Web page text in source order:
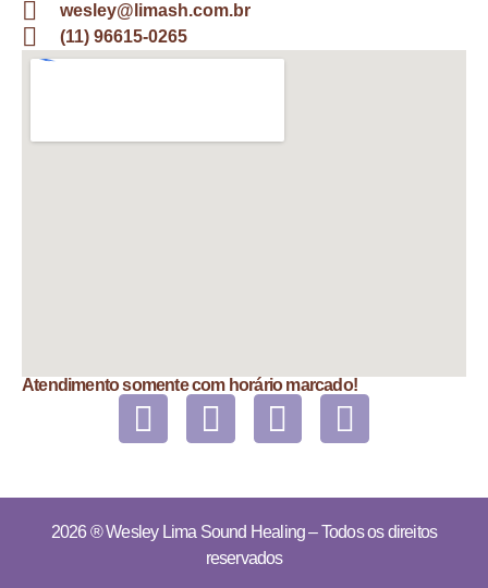
wesley@limash.com.br
(11) 96615-0265
Atendimento somente com horário marcado!
2026 ®Wesley Lima Sound Healing– Todos os direitos
reservados